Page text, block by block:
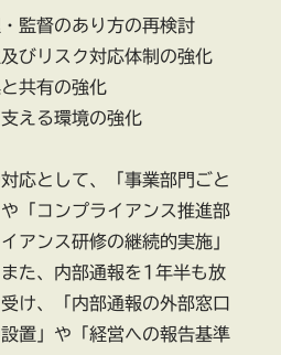
監督のあり方の再検討
びリスク対応体制の強化
共有の強化
える環境の強化
応として、「事業部門ごと
「コンプライアンス推進部
アンス研修の継続的実施」
た、内部通報を1年半も放
け、「内部通報の外部窓口
置」や「経営への報告基準